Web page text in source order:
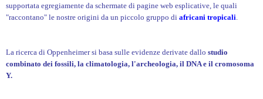
supportata egregiamente da schermate di pagine web esplicative, le quali
"raccontano" le nostre origini da un piccolo gruppo di africani tropicali.
La ricerca di Oppenheimer si basa sulle evidenze derivate dallo studio
combinato dei fossili, la climatologia, l'archeologia, il DNA e il cromosoma
Y.